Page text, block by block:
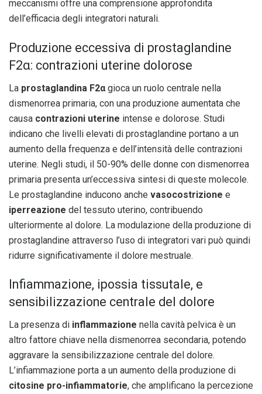
meccanismi offre una comprensione approfondita
dell’efficacia degli integratori naturali.
Produzione eccessiva di prostaglandine
F2α: contrazioni uterine dolorose
La prostaglandina F2α gioca un ruolo centrale nella
dismenorrea primaria, con una produzione aumentata che
causa contrazioni uterine intense e dolorose. Studi
indicano che livelli elevati di prostaglandine portano a un
aumento della frequenza e dell’intensità delle contrazioni
uterine. Negli studi, il 50-90% delle donne con dismenorrea
primaria presenta un’eccessiva sintesi di queste molecole.
Le prostaglandine inducono anche vasocostrizione e
iperreazione del tessuto uterino, contribuendo
ulteriormente al dolore. La modulazione della produzione di
prostaglandine attraverso l’uso di integratori vari può quindi
ridurre significativamente il dolore mestruale.
Infiammazione, ipossia tissutale, e
sensibilizzazione centrale del dolore
La presenza di inflammazione nella cavità pelvica è un
altro fattore chiave nella dismenorrea secondaria, potendo
aggravare la sensibilizzazione centrale del dolore.
L’infiammazione porta a un aumento della produzione di
citosine pro-infiammatorie, che amplificano la percezione